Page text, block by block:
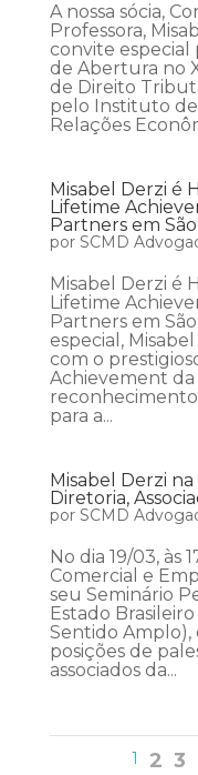
A nossa sócia,
Professora,
convite especial
de Abertura no
de Direito
pelo Instituto
Relações
Misabel Derzi é
Lifetime
Partners em
por SCMD
Misabel Derzi é
Lifetime
Partners em
especial,
com o
Achievement da
para a...
Misabel Derzi
Diretoria,
por SCMD
No dia 19/03, às
Comercial e
seu Seminário
Estado
Sentido Amplo),
posições de
associados da...
1 2 3